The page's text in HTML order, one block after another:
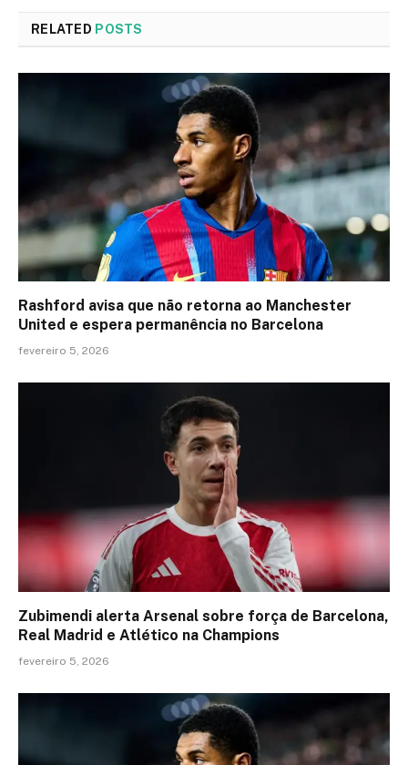
RELATED POSTS
Rashford avisa que não retorna ao Manchester
United e espera permanência no Barcelona
fevereiro 5, 2026
Zubimendi alerta Arsenal sobre força de Barcelona,
Real Madrid e Atlético na Champions
fevereiro 5, 2026